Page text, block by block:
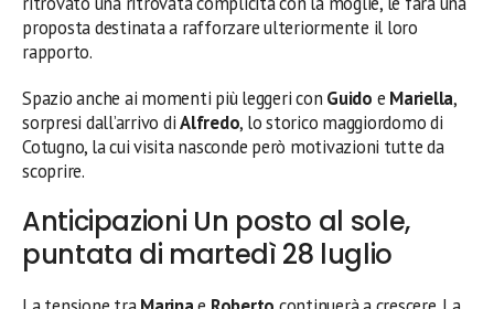
proposta destinata a rafforzare ulteriormente il loro
rapporto.
Spazio anche ai momenti più leggeri con Guido e Mariella,
sorpresi dall’arrivo diAlfredo, lo storico maggiordomo di
Cotugno, la cui visita nasconde però motivazioni tutte da
scoprire.
Anticipazioni Un posto al sole,
puntata di martedì 28 luglio